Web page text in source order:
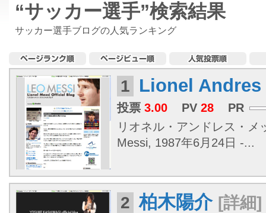
“サッカー選手”検索結果
サッカー選手ブログの人気ランキング
1 Lionel Andres
投票 3.00 PV 28
PR
リオネル・アンドレス・メ
Messi, 1987年6月24日 -...
2 柏木陽介 [詳細]